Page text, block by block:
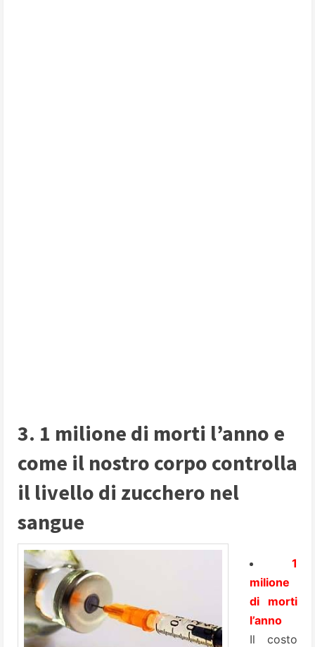
3. 1 milione di morti l’anno e
come il nostro corpo controlla
il livello di zucchero nel
sangue
1
milione
di morti
l’anno
Il costo